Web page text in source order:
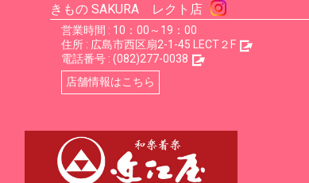
きもの SAKURA レクト店
営業時間 : 10：00～19：00
住所 : 広島市西区扇2-1-45 LECT２F
電話番号 : (082)277-0038
店舗情報はこちら